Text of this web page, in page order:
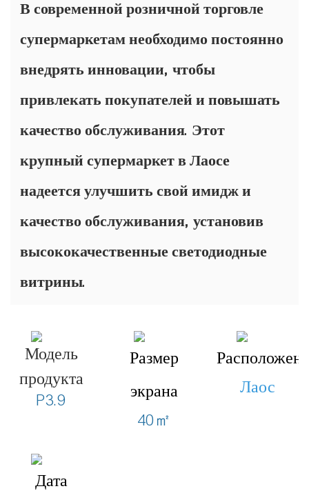
В современной розничной торговле
супермаркетам необходимо постоянно
внедрять инновации, чтобы
привлекать покупателей и повышать
качество обслуживания. Этот
крупный супермаркет в Лаосе
надеется улучшить свой имидж и
качество обслуживания, установив
высококачественные светодиодные
витрины.
Модель
продукта
P3.9
Размер
экрана
40㎡
Лаос
Дата